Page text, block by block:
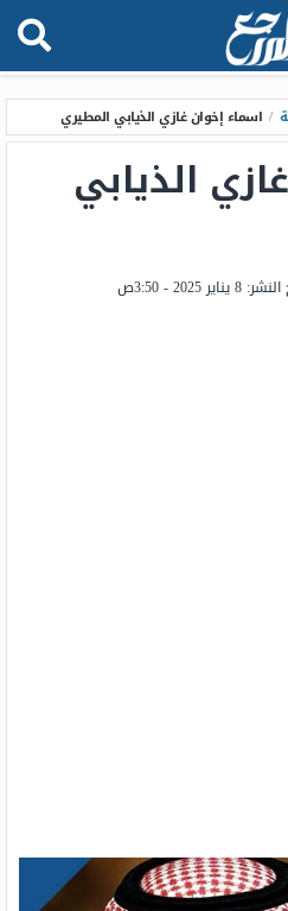
/ اسماء إخوان غازي الذيابي المطيري
الذيابي
النشر: 8 يناير 2025 - 3:50ص